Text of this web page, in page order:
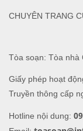
Tòa soạn: Tòa nhà
Giấy phép hoạt
Truyền thông cấp
Hotline nội dung:
CHUYÊN TRANG